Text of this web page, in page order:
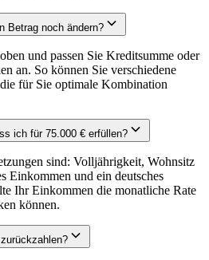
Betrag noch ändern?
und passen Sie Kreditsumme oder
an. So können Sie verschiedene
für Sie optimale Kombination
ich für 75.000 € erfüllen?
sind: Volljährigkeit, Wohnsitz
Einkommen und ein deutsches
Ihr Einkommen die monatliche Rate
können.